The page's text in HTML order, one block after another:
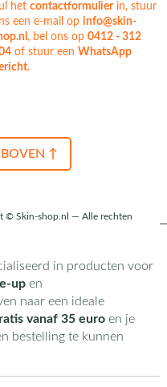
hetcontactformulierin, stuur
een e-mail op info@skin-
, bel ons op0412 - 312
of stuur eenWhatsApp
.
↑
© Skin-shop.nl — Alle rechten
in producten voor
upen
naar een ideale
vanaf 35 euroen je
bestelling te kunnen